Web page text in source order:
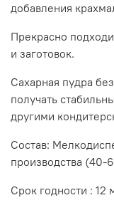
добавления
Прекрасно
и заготовок.
Сахарная пудра
получать
другими
Состав:
производства (40-
Срок годности : 12